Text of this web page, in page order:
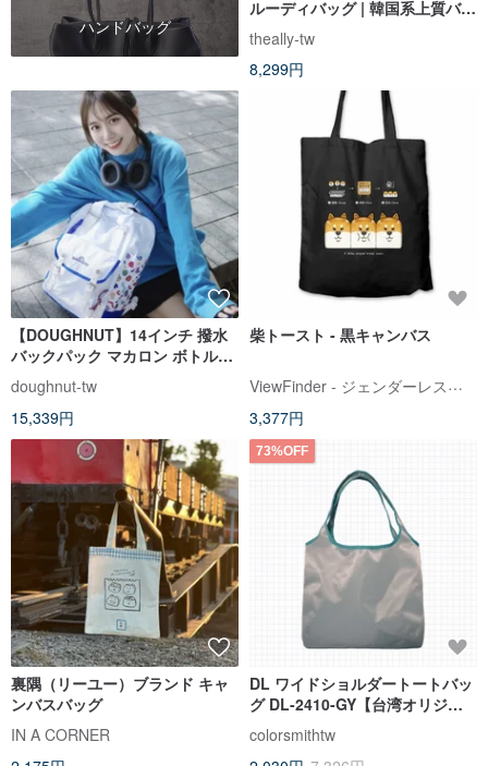
ハンドバッグ
ルーディバッグ | 韓国系上質バッ
グ（ポーチ付き）
theally-tw
8,299円
【DOUGHNUT】14インチ 撥水
バックパック マカロン ボトルポ
ケット バイカラー - ホワイト YU
doughnut-tw
15,339円
柴トースト - 黒キャンバス
ViewFinder - ジェンダーレスコラボ服 & ライセンスグッズ
3,377円
裏隅（リーユー）ブランド キャ
ンバスバッグ
IN A CORNER
73%OFF
DL ワイドショルダートートバッ
グ DL-2410-GY【台湾オリジナ
ルバッグブランド】
colorsmithtw